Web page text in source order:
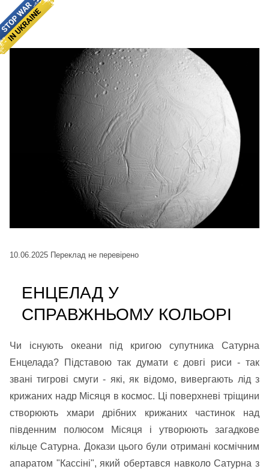
10.06.2025 Переклад не перевірено
ЕНЦЕЛАД У
СПРАВЖНЬОМУ КОЛЬОРІ
Чи існують океани під кригою супутника Сатурна
Енцелада? Підставою так думати є довгі риси - так
звані тигрові смуги - які, як відомо, вивергають лід з
крижаних надр Місяця в космос. Ці поверхневі тріщини
створюють хмари дрібних крижаних частинок над
південним полюсом Місяця і утворюють загадкове
кільце Сатурна. Докази цього були отримані космічним
апаратом "Кассіні", який обертався навколо Сатурна з